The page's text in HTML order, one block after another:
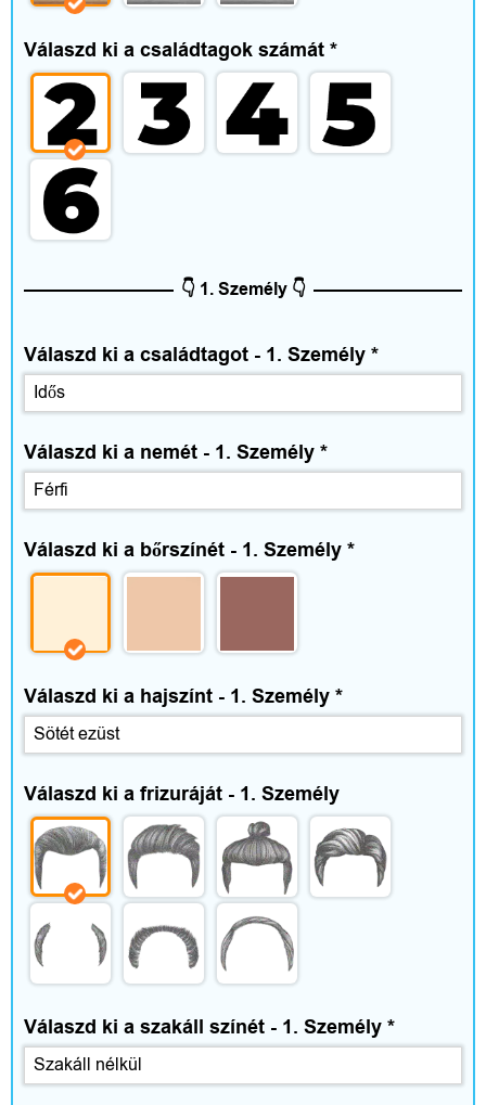
e
g
é
s
z
í
ő
k
O
t
h
o
n
é
s
s
z
a
b
a
d
Válaszd ki a családtagok számát *
👇 1. Személy 👇
Válaszd ki a családtagot - 1. Személy *
Válaszd ki a nemét - 1. Személy *
Válaszd ki a bőrszínét - 1. Személy *
Válaszd ki a hajszínt - 1. Személy *
Válaszd ki a frizuráját - 1. Személy
Válaszd ki a szakáll színét - 1. Személy *